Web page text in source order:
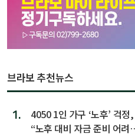
브라보 추천뉴스
1.
4050 1인 가구 ‘노후’ 걱정,
“노후 대비 자금 준비 어려